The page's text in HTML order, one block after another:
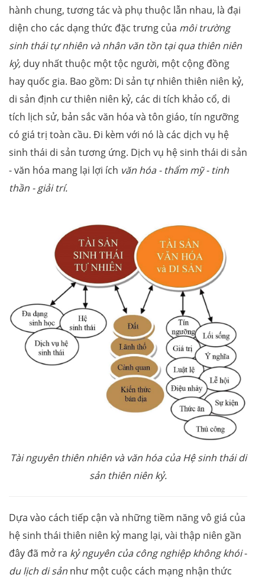
hành chung, tương tác và phụ thuộc lẫn nhau, là đại
diện cho các dạng thức đặc trưng của môi trường
sinh thái tự nhiên và nhân văn tồn tại qua thiên niên
kỷ, duy nhất thuộc một tộc người, một cộng đồng
hay quốc gia. Bao gồm: Di sản tự nhiên thiên niên kỷ,
di sản định cư thiên niên kỷ, các di tích khảo cổ, di
tích lịch sử, bản sắc văn hóa và tôn giáo, tín ngưỡng
có giá trị toàn cầu. Đi kèm với nó là các dịch vụ hệ
sinh thái di sản tương ứng. Dịch vụ hệ sinh thái di sản
- văn hóa mang lại lợi ích văn hóa - thẩm mỹ - tinh
thần - giải trí.
Tài nguyên thiên nhiên và văn hóa của Hệ sinh thái di
sản thiên niên kỷ.
Dựa vào cách tiếp cận và những tiềm năng vô giá của
hệ sinh thái thiên niên kỷ mang lại, vài thập niên gần
đây đã mở ra kỷ nguyên của công nghiệp không khói-
du lịch di sản như một cuộc cách mạng nhận thức